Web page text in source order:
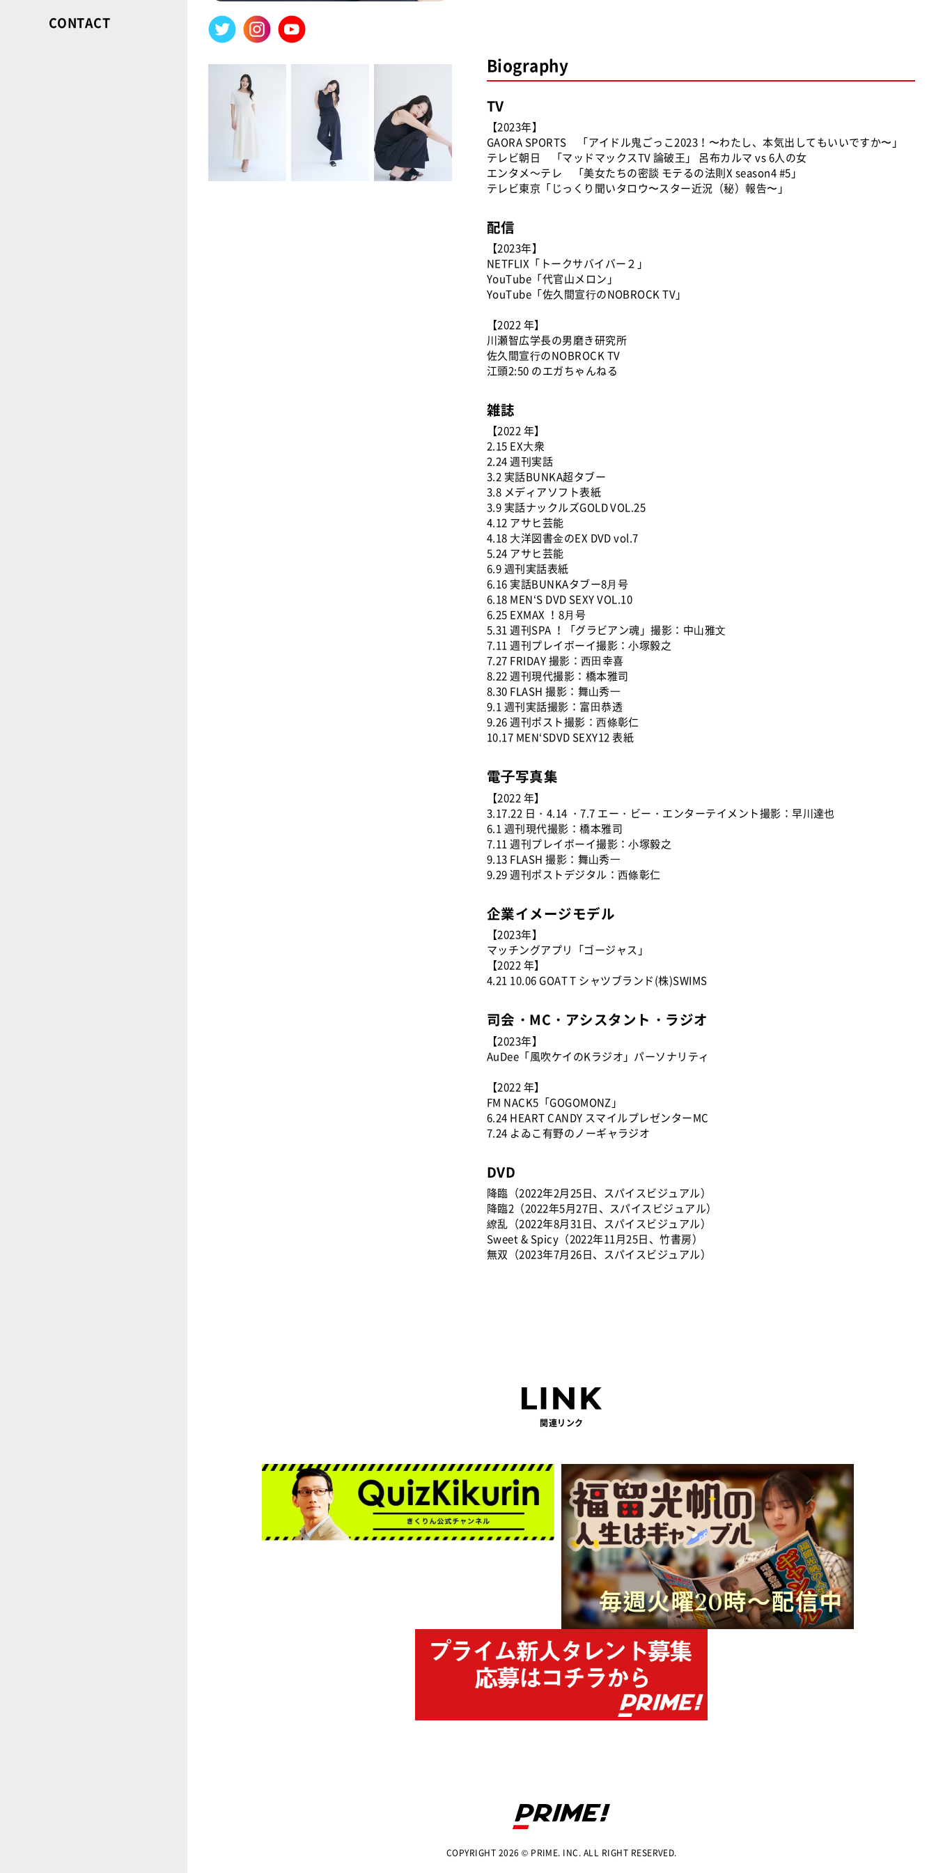
CONTACT
Biography
TV
【2023年】
GAORA SPORTS 「アイドル鬼ごっこ2023！〜わたし、本気出してもいいですか〜」
テレビ朝日 「マッドマックスTV 論破王」 呂布カルマ vs 6人の女
エンタメ～テレ 「美女たちの密談 モテるの法則X season4 #5」
テレビ東京「じっくり聞いタロウ〜スター近況（秘）報告〜」
配信
【2023年】
NETFLIX「トークサバイバー２」
YouTube「代官山メロン」
YouTube「佐久間宣⾏のNOBROCK TV」
【2022 年】
川瀬智広学長の男磨き研究所
佐久間宣⾏のNOBROCK TV
江頭2:50 のエガちゃんねる
雑誌
【2022 年】
2.15 EX⼤衆
2.24 週刊実話
3.2 実話BUNKA超タブー
3.8 メディアソフト表紙
3.9 実話ナックルズGOLD VOL.25
4.12 アサヒ芸能
4.18 ⼤洋図書⾦のEX DVD vol.7
5.24 アサヒ芸能
6.9 週刊実話表紙
6.16 実話BUNKAタブー8⽉号
6.18 MEN‘S DVD SEXY VOL.10
6.25 EXMAX ！8⽉号
5.31 週刊SPA ！「グラビアン魂」撮影：中⼭雅⽂
7.11 週刊プレイボーイ撮影：⼩塚毅之
7.27 FRIDAY 撮影：⻄⽥幸喜
8.22 週刊現代撮影：橋本雅司
8.30 FLASH 撮影：舞⼭秀⼀
9.1 週刊実話撮影：富⽥恭透
9.26 週刊ポスト撮影：⻄條彰仁
10.17 MEN‘SDVD SEXY12 表紙
電⼦写真集
【2022 年】
3.17.22 日・4.14 ・7.7 エー・ビー・エンターテイメント撮影：早川達也
6.1 週刊現代撮影：橋本雅司
7.11 週刊プレイボーイ撮影：⼩塚毅之
9.13 FLASH 撮影：舞⼭秀⼀
9.29 週刊ポストデジタル：⻄條彰仁
企業イメージモデル
【2023年】
マッチングアプリ「ゴージャス」
【2022 年】
4.21 10.06 GOAT T シャツブランド(株)SWIMS
司会・MC・アシスタント・ラジオ
【2023年】
AuDee「風吹ケイのKラジオ」パーソナリティ
【2022 年】
FM NACK5「GOGOMONZ」
6.24 HEART CANDY スマイルプレゼンターMC
7.24 よゐこ有野のノーギャラジオ
DVD
降臨（2022年2月25日、スパイスビジュアル）
降臨2（2022年5月27日、スパイスビジュアル）
繚乱（2022年8月31日、スパイスビジュアル）
Sweet & Spicy（2022年11月25日、竹書房）
無双（2023年7月26日、スパイスビジュアル）
関連リンク
COPYRIGHT 2026 © PRIME. INC. ALL RIGHT RESERVED.